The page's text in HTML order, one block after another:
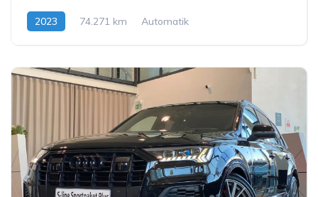
2023 74.271 km
Automatik